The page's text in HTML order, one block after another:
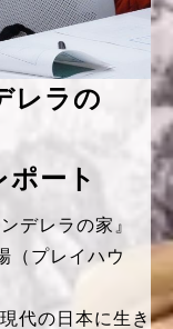
レラの
ート
デレラの家』
（プレイハウ
代の日本に生き